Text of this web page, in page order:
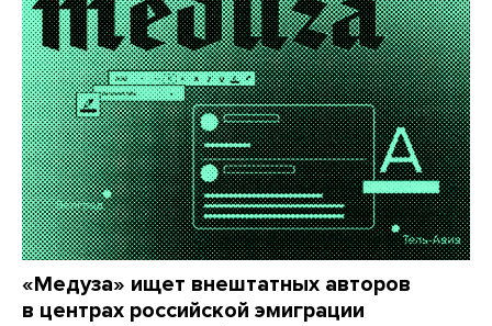
«Медуза» ищет внештатных авторов
в центрах российской эмиграции